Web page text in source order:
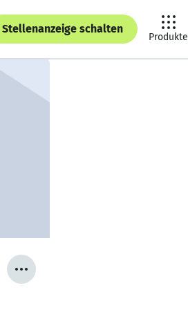
Stellenanzeige schalten
Produkte